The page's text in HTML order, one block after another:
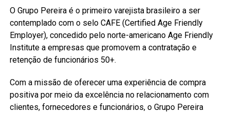
O Grupo Pereira é o primeiro varejista brasileiro a ser
contemplado com o selo CAFE (Certified Age Friendly
Employer), concedido pelo norte-americano Age Friendly
Institute a empresas que promovem a contratação e
retenção de funcionários 50+.
Com a missão de oferecer uma experiência de compra
positiva por meio da excelência no relacionamento com
clientes, fornecedores e funcionários, o Grupo Pereira